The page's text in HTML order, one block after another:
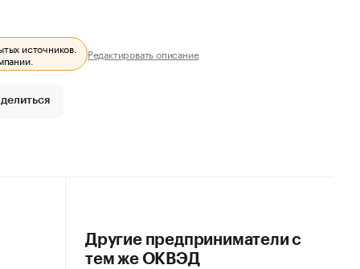
источников.
Редактировать описание
Другие предприниматели с
тем же ОКВЭД